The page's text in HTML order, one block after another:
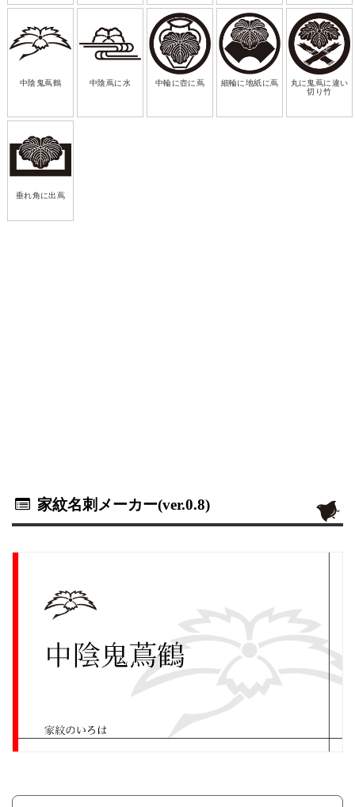
中陰鬼蔦鶴 中陰蔦に水 中輪に壺に蔦 細輪に地紙に蔦
丸に鬼蔦に違い
切り竹
垂れ角に出蔦
家紋名刺メーカー(ver.0.8)